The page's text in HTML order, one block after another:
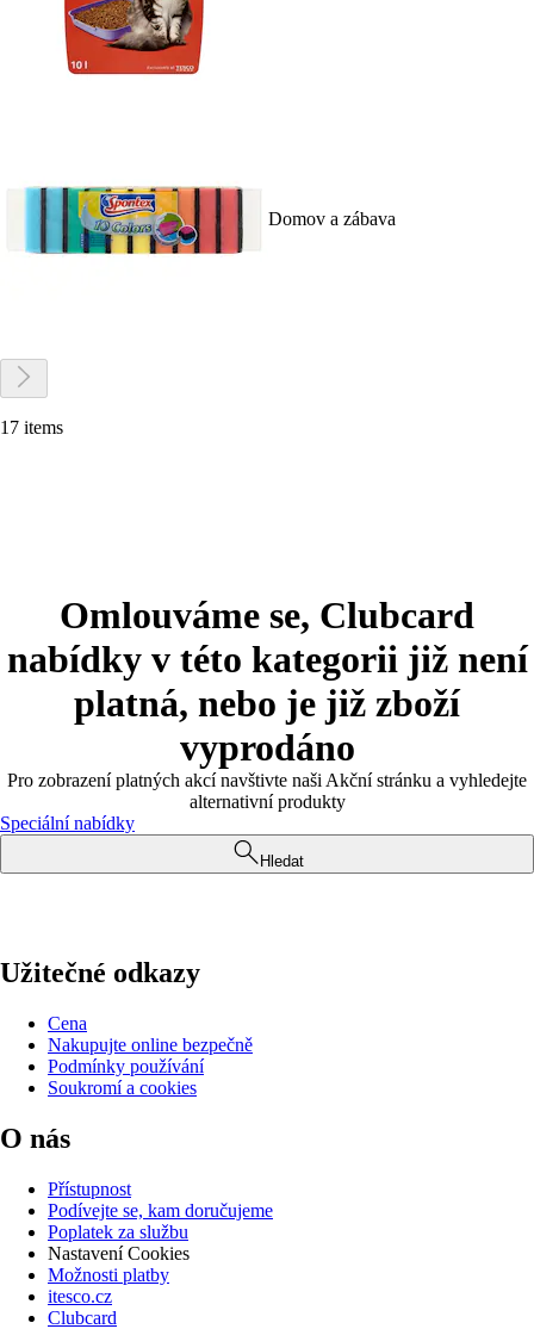
Domov a zábava
17 items
Omlouváme se, Clubcard
nabídky v této kategorii již není
platná, nebo je již zboží
vyprodáno
Pro zobrazení platných akcí navštivte naši Akční stránku a vyhledejte
alternativní produkty
Speciální nabídky
Hledat
Užitečné odkazy
Cena
Nakupujte online bezpečně
Podmínky používání
Soukromí a cookies
O nás
Přístupnost
Podívejte se, kam doručujeme
Poplatek za službu
Nastavení Cookies
Možnosti platby
itesco.cz
Clubcard